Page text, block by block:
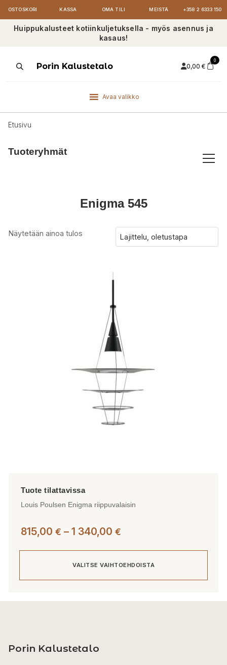
OSTOSKORI KASSA OMA TILI MEISTÄ +358 2 6333 150
Huippukalusteet kotiinkuljetuksella - myös asennus ja
kasaus!
ProductsPorin Kalustetalo 0,00 €
0
Avaa valikko
Etusivu
Tuoteryhmät
Enigma 545
Näytetään ainoa tulos
Louis Poulsen Enigma riippuvalaisin
815,00 € – 1 340,00 €
1
340,00 €
VALITSE VAIHTOEHDOISTA
muunnelma.
Porin Kalustetalo